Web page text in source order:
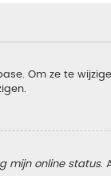
Om ze te
mijn online status.